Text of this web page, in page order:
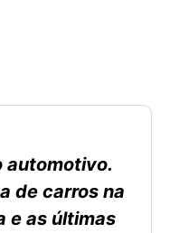
automotivo.
de carros na
e as últimas